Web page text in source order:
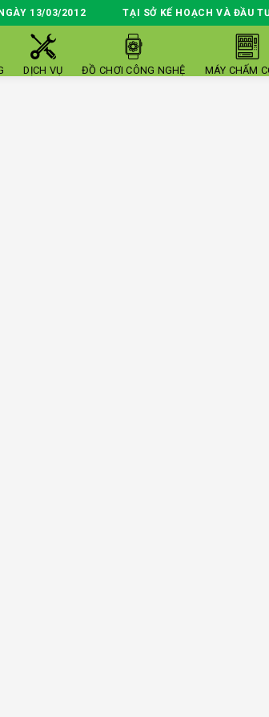
13/03/2012 TẠI SỞ KẾ HOẠCH VÀ ĐẦU
DỊCH VỤ ĐỒ CHƠI CÔNG NGHỆ MÁY CHẤM